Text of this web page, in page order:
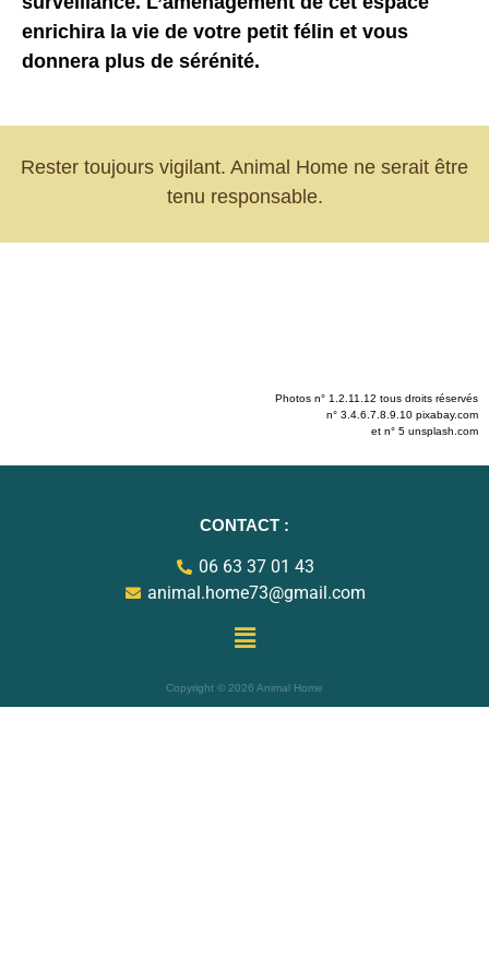
enrichira la vie de votre petit félin et vous
donnera plus de sérénité.
Rester toujours vigilant. Animal Home ne serait être
tenu responsable.
Photos n° 1.2.11.12 tous droits réservés
n° 3.4.6.7.8.9.10 pixabay.com
et n° 5 unsplash.com
CONTACT :
06 63 37 01 43
animal.home73@gmail.com
Copyright © 2026 Animal Home